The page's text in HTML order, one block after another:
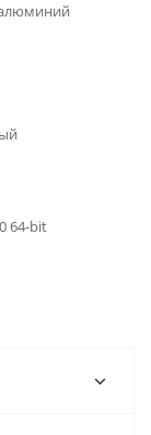
64-bit